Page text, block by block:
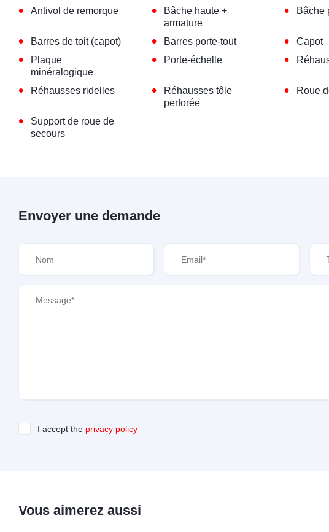
• Antivol de remorque •
Bâche haute +
armature
• Bâche
• Barres de toit (capot) • Barres porte-tout • Capot
•
Plaque
minéralogique
• Porte-échelle •
• Réhausses ridelles •
Réhausses tôle
perforée
• Roue
•
Support de roue de
secours
Envoyer une demande
I accept the privacy policy
Vous aimerez aussi